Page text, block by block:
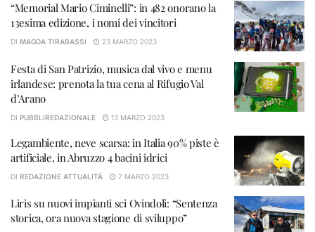
“Memorial Mario Ciminelli”: in 482 onorano la
13esima edizione, i nomi dei vincitori
DI MAGDA TIRABASSI 23 MARZO 2023
Festa di San Patrizio, musica dal vivo e menu
irlandese: prenota la tua cena al Rifugio Val
d’Arano
DI PUBBLIREDAZIONALE 13 MARZO 2023
Legambiente, neve scarsa: in Italia 90% piste è
artificiale, in Abruzzo 4 bacini idrici
DI REDAZIONE ATTUALITÀ 7 MARZO 2023
Liris su nuovi impianti sci Ovindoli: “Sentenza
storica, ora nuova stagione di sviluppo”